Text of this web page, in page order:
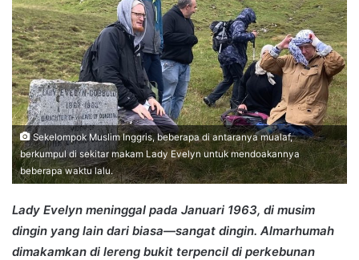
email
Sekelompok Muslim Inggris, beberapa di antaranya mualaf,
berkumpul di sekitar makam Lady Evelyn untuk mendoakannya
beberapa waktu lalu.
Lady Evelyn meninggal pada Januari 1963, di musim
dingin yang lain dari biasa—sangat dingin. Almarhumah
dimakamkan di lereng bukit terpencil di perkebunan